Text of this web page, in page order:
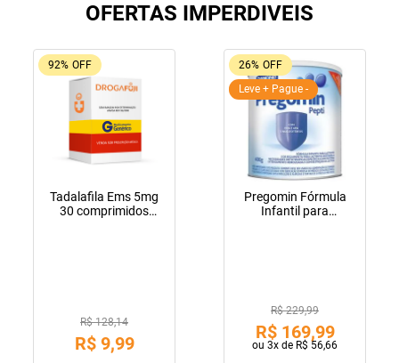
OFERTAS IMPERDIVEIS
92% OFF
Tadalafila Ems 5mg
30 comprimidos
R$ 128,14
R$ 9,99
26% OFF
Leve + Pague -
Pregomin Fórmula
Infantil para
R$ 229,99
R$ 169,99
ou 3x de R$ 56,66